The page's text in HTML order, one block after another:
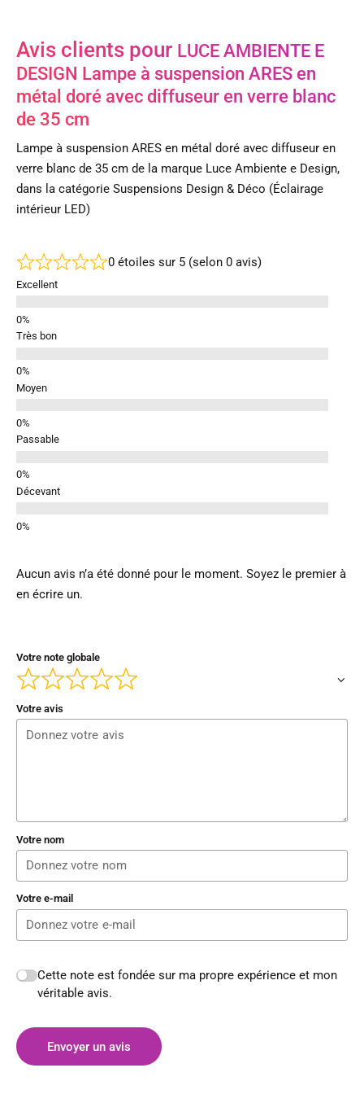
Avis clients pour LUCE AMBIENTE E
DESIGN Lampe à suspension ARES en
métal doré avec diffuseur en verre blanc
de 35 cm
Lampe à suspension ARES en métal doré avec diffuseur en
verre blanc de 35 cm de la marque Luce Ambiente e Design,
dans la catégorie Suspensions Design & Déco (Éclairage
intérieur LED)
0 étoiles sur 5 (selon 0 avis)
Excellent
Très bon
Moyen
Passable
Décevant
Aucun avis n’a été donné pour le moment. Soyez le premier à
en écrire un.
Votre note globale
Votre avis
Votre nom
Votre e-mail
Cette note est fondée sur ma propre expérience et mon
véritable avis.
Envoyer un avis